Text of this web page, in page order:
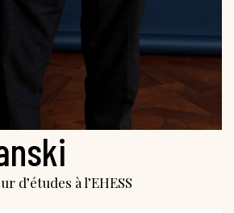
d’études à l’EHESS